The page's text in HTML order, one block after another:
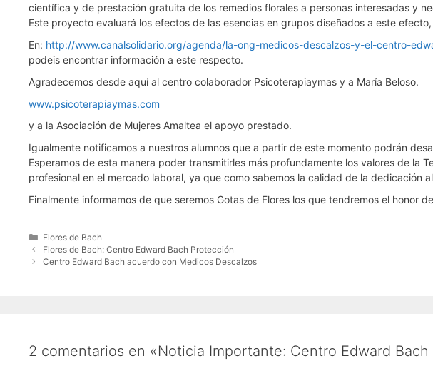
científica y de prestación gratuita de los remedios florales a personas interesadas y
Este proyecto evaluará los efectos de las esencias en grupos diseñados a este
En: http://www.canalsolidario.org/agenda/la-ong-medicos-descalzos-y-el-centro-
podeis encontrar información a este respecto.
Agradecemos desde aquí al centro colaborador Psicoterapiaymas y a María Beloso.
www.psicoterapiaymas.com
y a la Asociación de Mujeres Amaltea el apoyo prestado.
Igualmente notificamos a nuestros alumnos que a partir de este momento podrán
Esperamos de esta manera poder transmitirles más profundamente los valores de la
profesional en el mercado laboral, ya que como sabemos la calidad de la dedicación
Finalmente informamos de que seremos Gotas de Flores los que tendremos el honor
Categorías
Flores de Bach
Flores de Bach: Centro Edward Bach Protección
Centro Edward Bach acuerdo con Medicos Descalzos
2 comentarios en «Noticia Importante: Centro Edward